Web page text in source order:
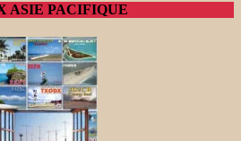
ASIE PACIFIQUE